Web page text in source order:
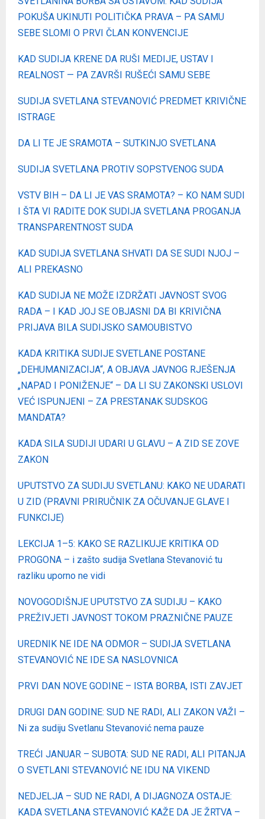
POKUŠA UKINUTI POLITIČKA PRAVA – PA SAMU
SEBE SLOMI O PRVI ČLAN KONVENCIJE
KAD SUDIJA KRENE DA RUŠI MEDIJE, USTAV I
REALNOST — PA ZAVRŠI RUŠEĆI SAMU SEBE
SUDIJA SVETLANA STEVANOVIĆ PREDMET KRIVIČNE
ISTRAGE
DA LI TE JE SRAMOTA – SUTKINJO SVETLANA
SUDIJA SVETLANA PROTIV SOPSTVENOG SUDA
VSTV BIH – DA LI JE VAS SRAMOTA? – KO NAM SUDI
I ŠTA VI RADITE DOK SUDIJA SVETLANA PROGANJA
TRANSPARENTNOST SUDA
KAD SUDIJA SVETLANA SHVATI DA SE SUDI NJOJ –
ALI PREKASNO
KAD SUDIJA NE MOŽE IZDRŽATI JAVNOST SVOG
RADA – I KAD JOJ SE OBJASNI DA BI KRIVIČNA
PRIJAVA BILA SUDIJSKO SAMOUBISTVO
KADA KRITIKA SUDIJE SVETLANE POSTANE
„DEHUMANIZACIJA“, A OBJAVA JAVNOG RJEŠENJA
„NAPAD I PONIŽENJE“ – DA LI SU ZAKONSKI USLOVI
VEĆ ISPUNJENI – ZA PRESTANAK SUDSKOG
MANDATA?
KADA SILA SUDIJI UDARI U GLAVU – A ZID SE ZOVE
ZAKON
UPUTSTVO ZA SUDIJU SVETLANU: KAKO NE UDARATI
U ZID (PRAVNI PRIRUČNIK ZA OČUVANJE GLAVE I
FUNKCIJE)
LEKCIJA 1–5: KAKO SE RAZLIKUJE KRITIKA OD
PROGONA – i zašto sudija Svetlana Stevanović tu
razliku uporno ne vidi
NOVOGODIŠNJE UPUTSTVO ZA SUDIJU – KAKO
PREŽIVJETI JAVNOST TOKOM PRAZNIČNE PAUZE
UREDNIK NE IDE NA ODMOR – SUDIJA SVETLANA
STEVANOVIĆ NE IDE SA NASLOVNICA
PRVI DAN NOVE GODINE – ISTA BORBA, ISTI ZAVJET
DRUGI DAN GODINE: SUD NE RADI, ALI ZAKON VAŽI –
Ni za sudiju Svetlanu Stevanović nema pauze
TREĆI JANUAR – SUBOTA: SUD NE RADI, ALI PITANJA
O SVETLANI STEVANOVIĆ NE IDU NA VIKEND
NEDJELJA – SUD NE RADI, A DIJAGNOZA OSTAJЕ:
KADA SVETLANA STEVANOVIĆ KAŽE DA JE ŽRTVA –